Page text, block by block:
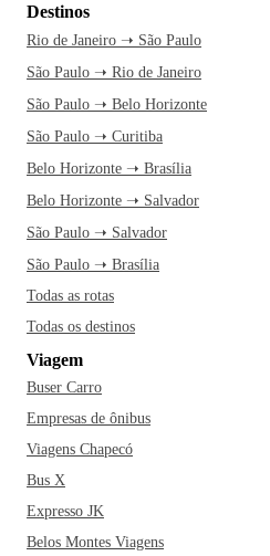
Destinos
Rio de Janeiro ➝ São Paulo
São Paulo ➝ Rio de Janeiro
São Paulo ➝ Belo Horizonte
São Paulo ➝ Curitiba
Belo Horizonte ➝ Brasília
Belo Horizonte ➝ Salvador
São Paulo ➝ Salvador
São Paulo ➝ Brasília
Todas as rotas
Todas os destinos
Viagem
Buser Carro
Empresas de ônibus
Viagens Chapecó
Bus X
Expresso JK
Belos Montes Viagens